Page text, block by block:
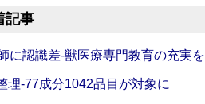
記事
に認識差‐獣医療専門教育の充実を
理‐77成分1042品目が対象に